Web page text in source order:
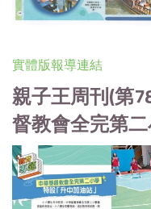
實體版報導連結
親子王周刊(第
督教會全完第